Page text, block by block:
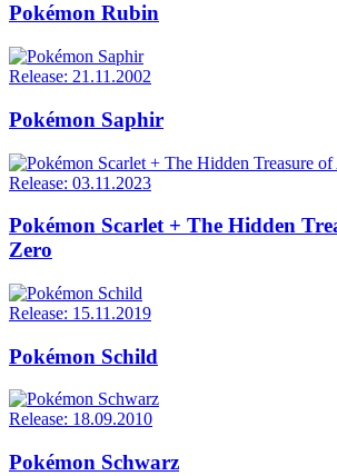
Pokémon Rubin
Release: 21.11.2002
Pokémon Saphir
Release: 03.11.2023
Pokémon Scarlet + The Hidden
Zero
Release: 15.11.2019
Pokémon Schild
Release: 18.09.2010
Pokémon Schwarz